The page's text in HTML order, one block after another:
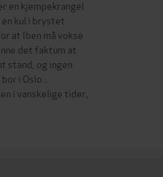
en kjempekrangel
kul i brystet.
at Iben må vokse
det faktum at
stand, og ingen
i Oslo...
i vanskelige tider,